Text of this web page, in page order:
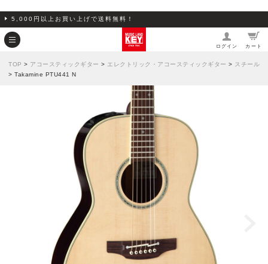
5,000円以上お買い上げで送料無料！
ログイン カート
TOP > アコースティックギター > エレクトリック・アコースティックギター > スチール
> Takamine PTU441 N